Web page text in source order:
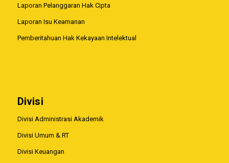
Laporan Pelanggaran Hak Cipta
Laporan Isu Keamanan
Pemberitahuan Hak Kekayaan Intelektual
Divisi
Divisi Administrasi Akademik
Divisi Umum & RT
Divisi Keuangan